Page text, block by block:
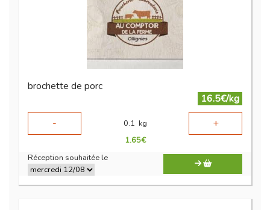
brochette de porc
16.5€/kg
-
0.1 kg +
1.65€
Réception souhaitée le